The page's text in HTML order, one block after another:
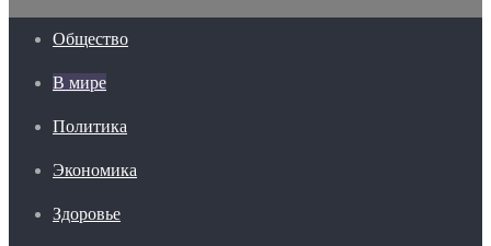
Общество
В мире
Политика
Экономика
Здоровье